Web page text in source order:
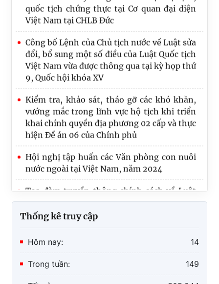
Việt Nam tại CHLB Đức
Công bố Lệnh của Chủ tịch nước về Luật sửa
đổi, bổ sung một số điều của Luật Quốc tịch
Việt Nam vừa được thông qua tại kỳ họp thứ
9, Quốc hội khóa XV
Kiểm tra, khảo sát, tháo gỡ các khó khăn,
vướng mắc trong lĩnh vực hộ tịch khi triển
khai chính quyền địa phương 02 cấp và thực
hiện Đề án 06 của Chính phủ
Hội nghị tập huấn các Văn phòng con nuôi
nước ngoài tại Việt Nam, năm 2024
Tọa đàm truyền thông chính sách về Luật
Nuôi con nuôi (sửa đổi)
Thống kê truy cập
Hôm nay: 14
Trong tuần: 149